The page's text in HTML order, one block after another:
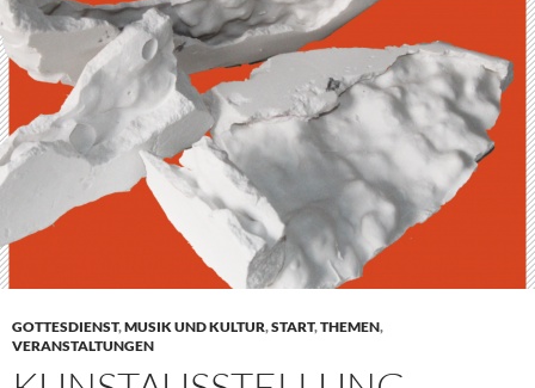
GOTTESDIENST,MUSIK UND KULTUR,START,THEMEN,
VERANSTALTUNGEN